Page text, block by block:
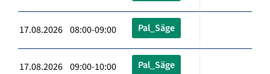
17.08.2026 08:00-09:00 Pal_Säge
17.08.2026 09:00-10:00 Pal_Säge